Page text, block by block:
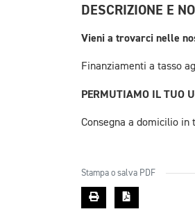
DESCRIZIONE E
Vieni a trovarci nelle
Finanziamenti a tasso
PERMUTIAMO IL TUO
Consegna a domicilio in
Stampa o salva PDF